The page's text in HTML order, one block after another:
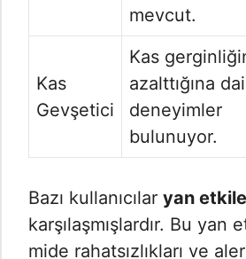
mevcut.
Kas
Gevşetici
Kas
azalttığına
deneyimler
bulunuyor.
Bazı kullanıcılar yan
karşılaşmışlardır. Bu yan
mide rahatsızlıkları ve